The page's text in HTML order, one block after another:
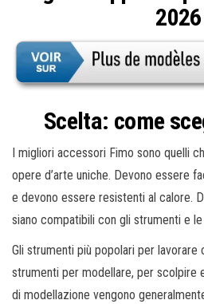
2026
Scelta: come
I migliori accessori Fimo sono quelli
opere d’arte uniche. Devono essere
e devono essere resistenti al calore.
siano compatibili con gli strumenti e
Gli strumenti più popolari per lavorare
strumenti per modellare, per scolpire
di modellazione vengono